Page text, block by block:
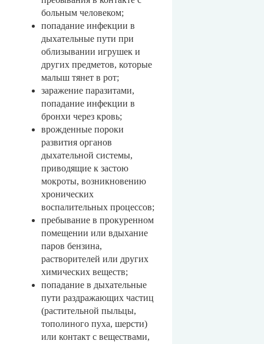
больным человеком;
попадание инфекции в
дыхательные пути при
облизывании игрушек и
других предметов, которые
малыш тянет в рот;
заражение паразитами,
попадание инфекции в
бронхи через кровь;
врожденные пороки
развития органов
дыхательной системы,
приводящие к застою
мокроты, возникновению
хронических
воспалительных процессов;
пребывание в прокуренном
помещении или вдыхание
паров бензина,
растворителей или других
химических веществ;
попадание в дыхательные
пути раздражающих частиц
(растительной пыльцы,
тополиного пуха, шерсти)
или контакт с веществами,